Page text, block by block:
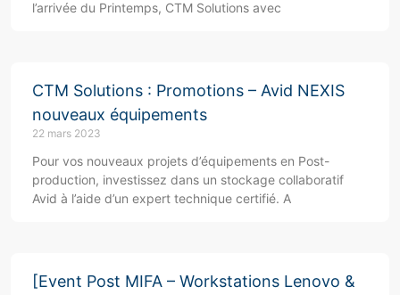
l’arrivée du Printemps, CTM Solutions avec
CTM Solutions : Promotions – Avid NEXIS
nouveaux équipements
22 mars 2023
Pour vos nouveaux projets d’équipements en Post-
production, investissez dans un stockage collaboratif
Avid à l’aide d’un expert technique certifié. A
[Event Post MIFA – Workstations Lenovo &